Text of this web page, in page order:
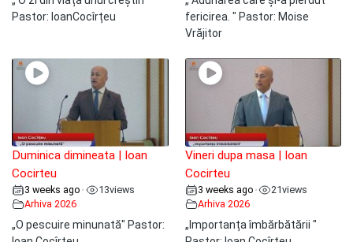
Pastor: IoanCocîrțeu
fericirea. " Pastor: Moise
Vrăjitor
Duminica dimineata | Ioan
Cocirteu
3 weeks ago • 13views
Arhiva 2026
„O pescuire minunată" Pastor:
Vineri dupa masa | Ioan
Cocirteu
3 weeks ago • 21views
Arhiva 2026
„Importanța îmbărbătării "